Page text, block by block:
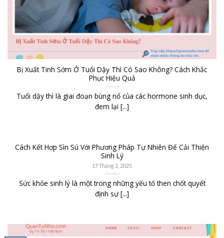
Bị Xuất Tinh Sớm Ở Tuổi Dậy Thì Có Sao Không? Cách Khắc
Phục Hiệu Quả
Tuổi dậy thì là giai đoạn bùng nổ của các hormone sinh dục,
đem lại [...]
Cách Kết Hợp Sìn Sú Với Phương Pháp Tự Nhiên Để Cải Thiện
Sinh Lý
17 Tháng 2, 2025
Sức khỏe sinh lý là một trong những yếu tố then chốt quyết
định sự [...]